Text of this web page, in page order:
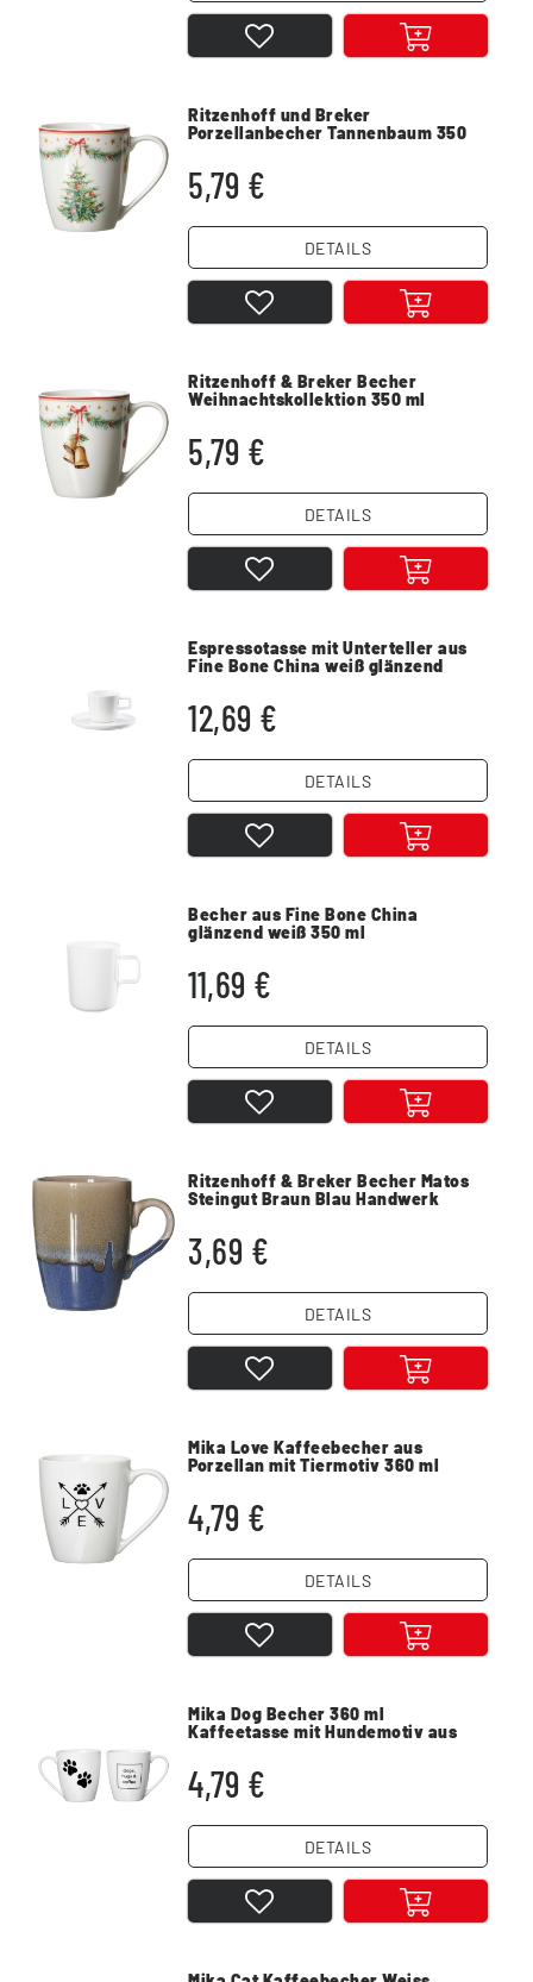
Ritzenhoff und Breker
Porzellanbecher Tannenbaum 350
5,79 €
DETAILS
Ritzenhoff & Breker Becher
Weihnachtskollektion 350 ml
5,79 €
DETAILS
Espressotasse mit Unterteller aus
Fine Bone China weiß glänzend
12,69 €
DETAILS
Becher aus Fine Bone China
glänzend weiß 350 ml
11,69 €
DETAILS
Ritzenhoff & Breker Becher Matos
Steingut Braun Blau Handwerk
3,69 €
DETAILS
Mika Love Kaffeebecher aus
Porzellan mit Tiermotiv 360 ml
4,79 €
DETAILS
Mika Dog Becher 360 ml
Kaffeetasse mit Hundemotiv aus
4,79 €
DETAILS